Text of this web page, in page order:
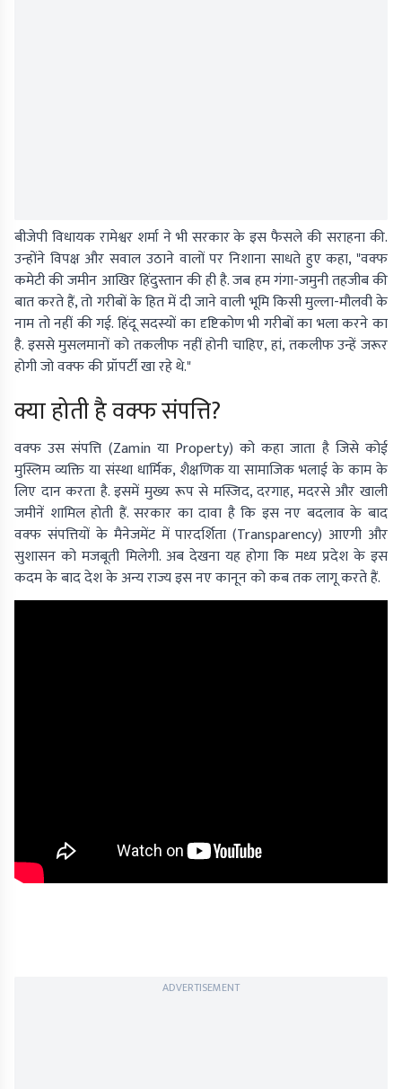
बीजेपी विधायक रामेश्वर शर्मा ने भी सरकार के इस फैसले की सराहना की.
उन्होंने विपक्ष और सवाल उठाने वालों पर निशाना साधते हुए कहा, "वक्फ
कमेटी की जमीन आखिर हिंदुस्तान की ही है. जब हम गंगा-जमुनी तहजीब की
बात करते हैं, तो गरीबों के हित में दी जाने वाली भूमि किसी मुल्ला-मौलवी के
नाम तो नहीं की गई. हिंदू सदस्यों का दृष्टिकोण भी गरीबों का भला करने का
है. इससे मुसलमानों को तकलीफ नहीं होनी चाहिए, हां, तकलीफ उन्हें जरूर
होगी जो वक्फ की प्रॉपर्टी खा रहे थे."
क्या होती है वक्फ संपत्ति?
वक्फ उस संपत्ति (Zamin या Property) को कहा जाता है जिसे कोई
मुस्लिम व्यक्ति या संस्था धार्मिक, शैक्षणिक या सामाजिक भलाई के काम के
लिए दान करता है. इसमें मुख्य रूप से मस्जिद, दरगाह, मदरसे और खाली
जमीनें शामिल होती हैं. सरकार का दावा है कि इस नए बदलाव के बाद
वक्फ संपत्तियों के मैनेजमेंट में पारदर्शिता (Transparency) आएगी और
सुशासन को मजबूती मिलेगी. अब देखना यह होगा कि मध्य प्रदेश के इस
कदम के बाद देश के अन्य राज्य इस नए कानून को कब तक लागू करते हैं.
ADVERTISEMENT